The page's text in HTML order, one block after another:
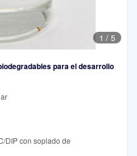
1 / 5
para el desarrollo
DIP con soplado de